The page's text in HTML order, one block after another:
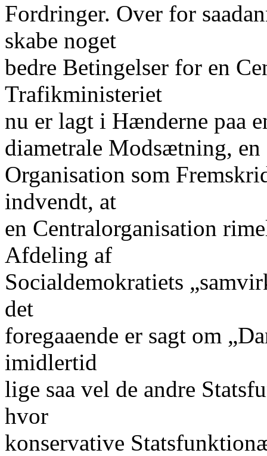
Fordringer. Over for
skabe noget
bedre Betingelser for en
Trafikministeriet
nu er lagt i Hænderne paa
diametrale Modsætning,
Organisation som
indvendt, at
en Centralorganisation
Afdeling af
Socialdemokratiets
det
foregaaende er sagt om
imidlertid
lige saa vel de andre
hvor
konservative